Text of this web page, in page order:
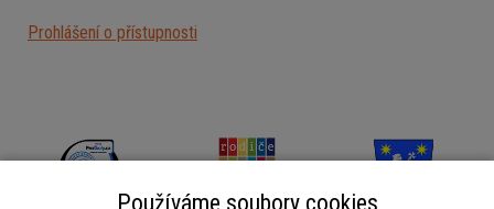
Prohlášení o přístupnosti
Používáme soubory cookies